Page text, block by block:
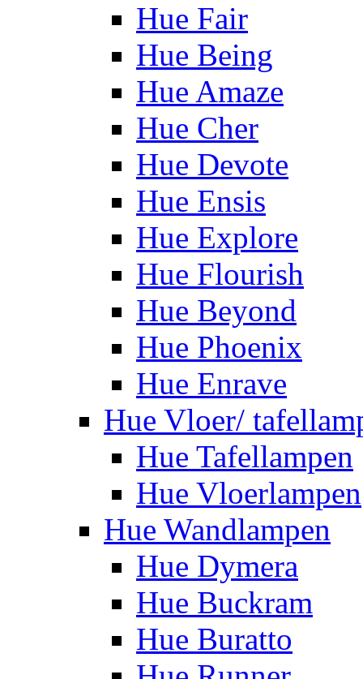
Hue Fair
Hue Being
Hue Amaze
Hue Cher
Hue Devote
Hue Ensis
Hue Explore
Hue Flourish
Hue Beyond
Hue Phoenix
Hue Enrave
Hue Vloer/
Hue Tafellampen
Hue Vloerlampen
Hue Wandlampen
Hue Dymera
Hue Buckram
Hue Buratto